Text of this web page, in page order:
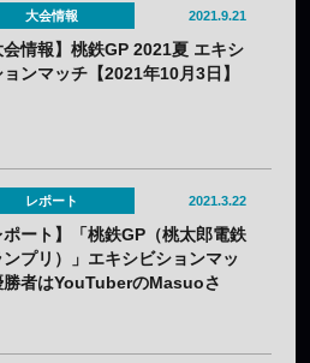
大会情報 2021.9.21
会情報】桃鉄GP 2021夏 エキシ
ョンマッチ【2021年10月3日】
レポート 2021.3.22
ポート】「桃鉄GP（桃太郎電鉄
ンプリ）」エキシビションマッ
勝者はYouTuberのMasuoさ